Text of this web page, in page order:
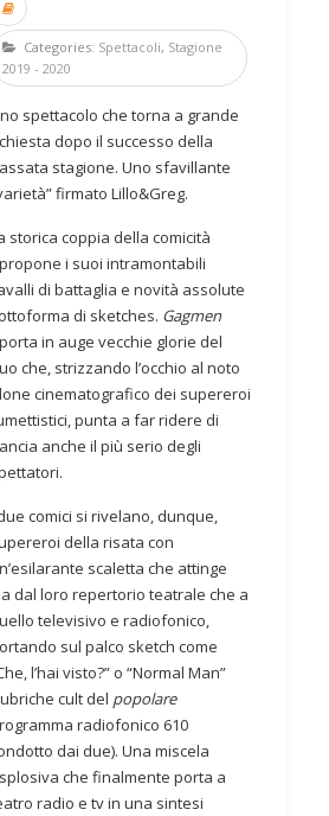
Categories: Spettacoli, Stagione
2019 - 2020
spettacolo che torna a grande
dopo il successo della
stagione. Uno sfavillante
firmato Lillo&Greg.
storica coppia della comicità
i suoi intramontabili
di battaglia e novità assolute
di sketches. Gagmen
in auge vecchie glorie del
che, strizzando l’occhio al noto
cinematografico dei supereroi
punta a far ridere di
anche il più serio degli
comici si rivelano, dunque,
della risata con
scaletta che attinge
dal loro repertorio teatrale che a
televisivo e radiofonico,
sul palco sketch come
l’hai visto?” o “Normal Man”
cult del popolare
radiofonico 610
dai due). Una miscela
che finalmente porta a
radio e tv in una sintesi